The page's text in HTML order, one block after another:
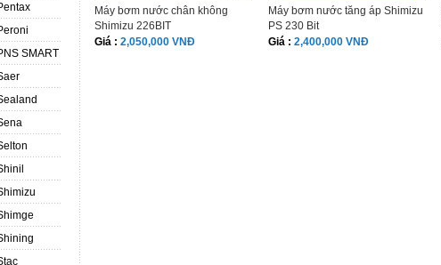
SMART
Máy bơm nước chân không
Shimizu 226BIT
Giá : 2,050,000 VNĐ
Máy bơm nước tăng áp Shimizu
PS 230 Bit
Giá : 2,400,000 VNĐ